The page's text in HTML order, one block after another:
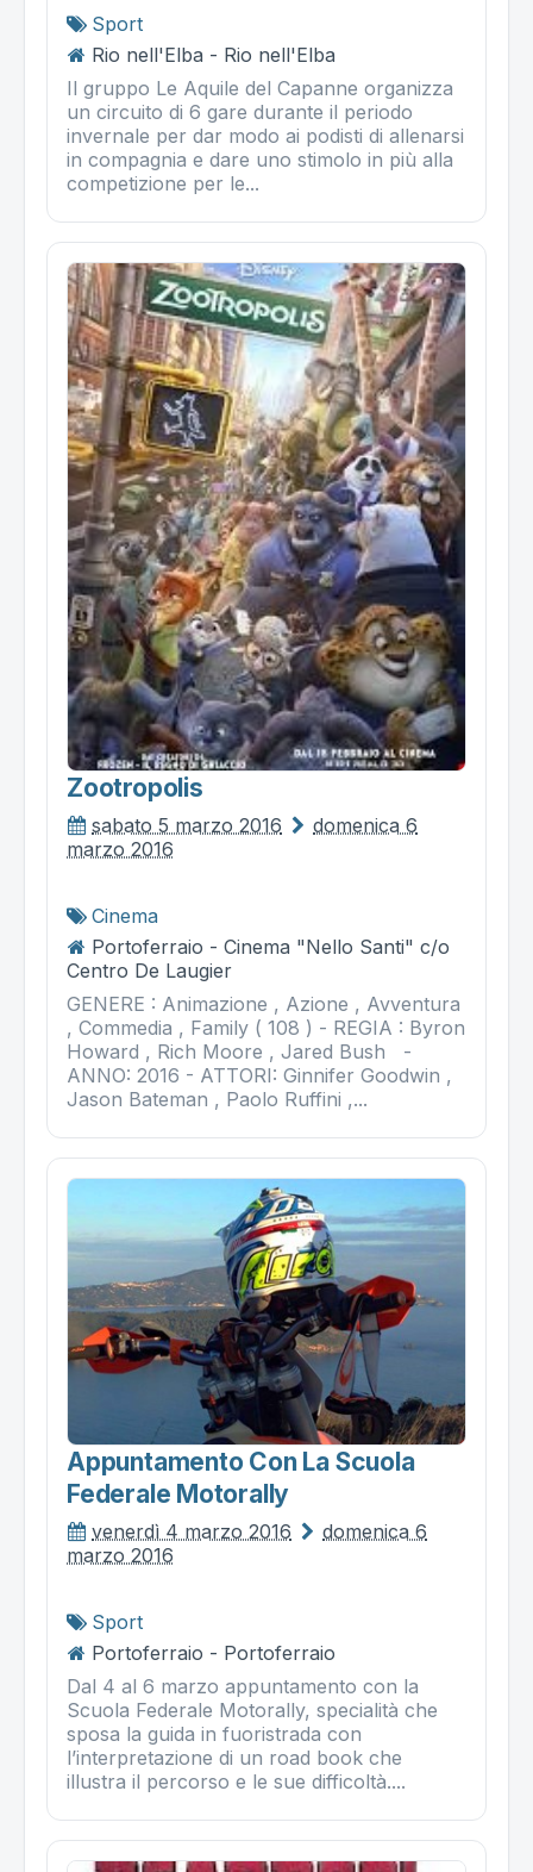
Sport
Rio nell'Elba - Rio nell'Elba
Il gruppo Le Aquile del Capanne organizza
un circuito di 6 gare durante il periodo
invernale per dar modo ai podisti di allenarsi
in compagnia e dare uno stimolo in più alla
competizione per le...
Zootropolis
sabato 5 marzo 2016
domenica 6
marzo 2016
Cinema
Portoferraio - Cinema "Nello Santi" c/o
Centro De Laugier
GENERE : Animazione , Azione , Avventura
, Commedia , Family ( 108 ) - REGIA : Byron
Howard , Rich Moore , Jared Bush -
ANNO: 2016 - ATTORI: Ginnifer Goodwin ,
Jason Bateman , Paolo Ruffini ,...
Appuntamento Con La Scuola
Federale Motorally
venerdì 4 marzo 2016
domenica 6
marzo 2016
Sport
Portoferraio - Portoferraio
Dal 4 al 6 marzo appuntamento con la
Scuola Federale Motorally, specialità che
sposa la guida in fuoristrada con
l’interpretazione di un road book che
illustra il percorso e le sue difficoltà....